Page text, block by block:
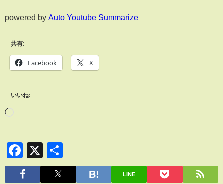
powered by Auto Youtube Summarize
共有:
Facebook X
いいね:
Facebook
X
有
LINE